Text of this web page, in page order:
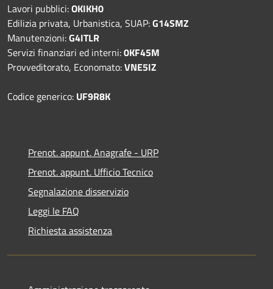
Lavori pubblici:OKIKH0
Edilizia privata, Urbanistica, SUAP:G14SMZ
Manutenzioni:G4ITLR
Servizi finanziari ed interni:0KF45M
Provveditorato, Economato:VNE5IZ
Codice generico: UF9R8K
Prenot. appunt. Anagrafe - URP
Prenot. appunt. Ufficio Tecnico
Segnalazione disservizio
Leggi le FAQ
Richiesta assistenza